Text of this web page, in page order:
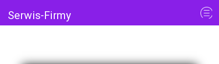
Serwis-Firmy